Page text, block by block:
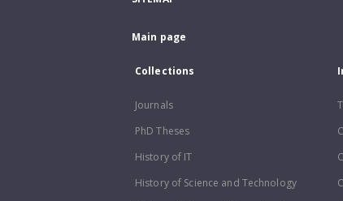
Main page
Collections
Journals
PhD Theses
History of IT
History of Science and Technology